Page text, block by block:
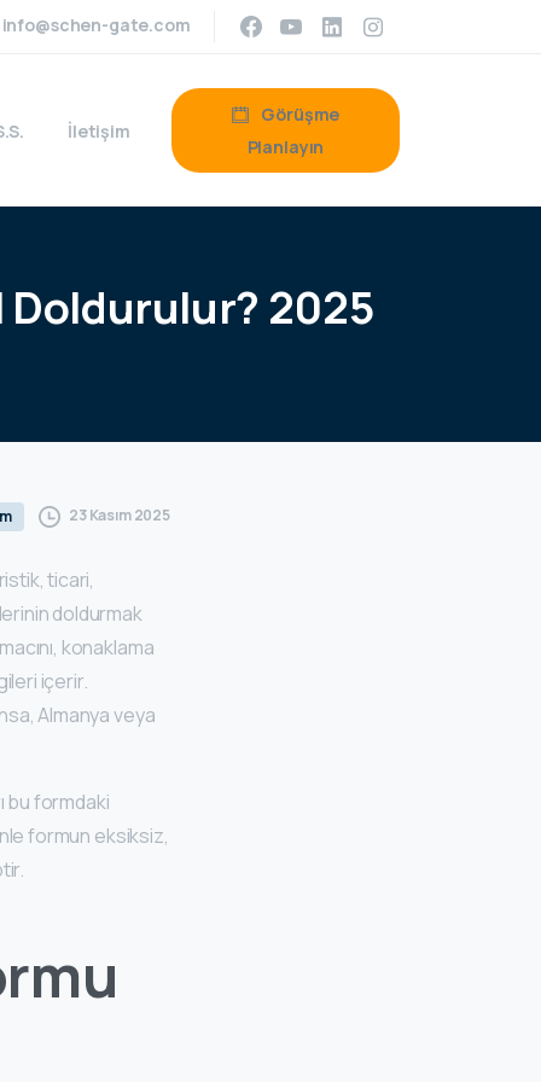
info@schen-gate.com
İletişim
Görüşme
Planlayın
Doldurulur? 2025
23 Kasım 2025
ticari,
doldurmak
konaklama
içerir.
Almanya veya
bu formdaki
formun eksiksiz,